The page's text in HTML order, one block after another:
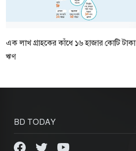
এক লাখ গ্রাহকের কাঁধে ১৬ হাজার কোটি টাকা
ঋণ
BD TODAY